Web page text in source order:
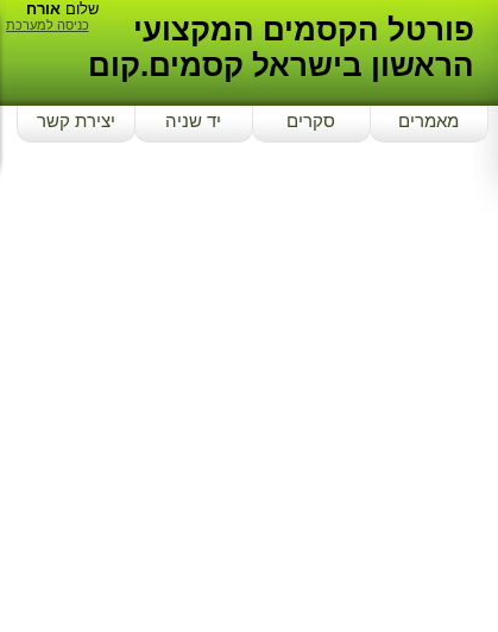
שלוםאורח
כניסה למערכת
פורטל הקסמים המקצועי
הראשון בישראל קסמים.קום
מאמרים סקרים יד שניה יצירת קשר